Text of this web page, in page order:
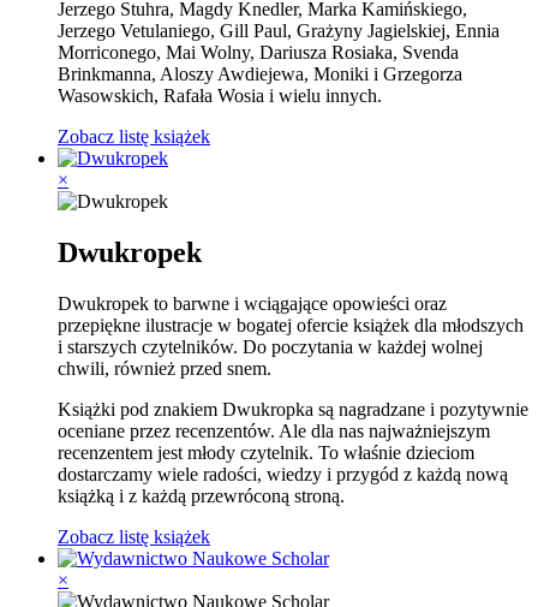
Jerzego Stuhra, Magdy Knedler, Marka Kamińskiego,
Jerzego Vetulaniego, Gill Paul, Grażyny Jagielskiej, Ennia
Morriconego, Mai Wolny, Dariusza Rosiaka, Svenda
Brinkmanna, Aloszy Awdiejewa, Moniki i Grzegorza
Wasowskich, Rafała Wosia i wielu innych.
Zobacz listę książek
×
Dwukropek
Dwukropek to barwne i wciągające opowieści oraz
przepiękne ilustracje w bogatej ofercie książek dla młodszych
i starszych czytelników. Do poczytania w każdej wolnej
chwili, również przed snem.
Książki pod znakiem Dwukropka są nagradzane i pozytywnie
oceniane przez recenzentów. Ale dla nas najważniejszym
recenzentem jest młody czytelnik. To właśnie dzieciom
dostarczamy wiele radości, wiedzy i przygód z każdą nową
książką i z każdą przewróconą stroną.
Zobacz listę książek
×